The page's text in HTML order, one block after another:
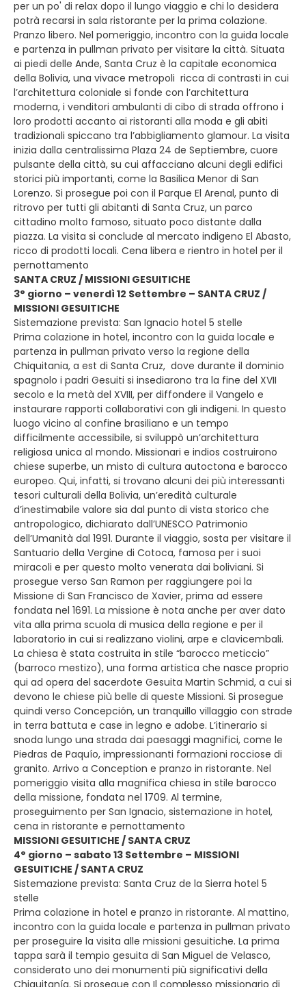
per un po' di relax dopo il lungo viaggio e chi lo desidera
potrà recarsi in sala ristorante per la prima colazione.
Pranzo libero. Nel pomeriggio, incontro con la guida locale
e partenza in pullman privato per visitare la città. Situata
ai piedi delle Ande, Santa Cruz è la capitale economica
della Bolivia, una vivace metropoli ricca di contrasti in cui
l’architettura coloniale si fonde con l’architettura
moderna, i venditori ambulanti di cibo di strada offrono i
loro prodotti accanto ai ristoranti alla moda e gli abiti
tradizionali spiccano tra l’abbigliamento glamour. La visita
inizia dalla centralissima Plaza 24 de Septiembre, cuore
pulsante della città, su cui affacciano alcuni degli edifici
storici più importanti, come la Basilica Menor di San
Lorenzo. Si prosegue poi con il Parque El Arenal, punto di
ritrovo per tutti gli abitanti di Santa Cruz, un parco
cittadino molto famoso, situato poco distante dalla
piazza. La visita si conclude al mercato indigeno El Abasto,
ricco di prodotti locali. Cena libera e rientro in hotel per il
pernottamento
SANTA CRUZ / MISSIONI GESUITICHE
3° giorno – venerdì 12 Settembre – SANTA CRUZ /
MISSIONI GESUITICHE
Sistemazione prevista: San Ignacio hotel 5 stelle
Prima colazione in hotel, incontro con la guida locale e
partenza in pullman privato verso la regione della
Chiquitania, a est di Santa Cruz, dove durante il dominio
spagnolo i padri Gesuiti si insediarono tra la fine del XVII
secolo e la metà del XVIII, per diffondere il Vangelo e
instaurare rapporti collaborativi con gli indigeni. In questo
luogo vicino al confine brasiliano e un tempo
difficilmente accessibile, si sviluppò un’architettura
religiosa unica al mondo. Missionari e indios costruirono
chiese superbe, un misto di cultura autoctona e barocco
europeo. Qui, infatti, si trovano alcuni dei più interessanti
tesori culturali della Bolivia, un’eredità culturale
d’inestimabile valore sia dal punto di vista storico che
antropologico, dichiarato dall’UNESCO Patrimonio
dell’Umanità dal 1991. Durante il viaggio, sosta per visitare il
Santuario della Vergine di Cotoca, famosa per i suoi
miracoli e per questo molto venerata dai boliviani. Si
prosegue verso San Ramon per raggiungere poi la
Missione di San Francisco de Xavier, prima ad essere
fondata nel 1691. La missione è nota anche per aver dato
vita alla prima scuola di musica della regione e per il
laboratorio in cui si realizzano violini, arpe e clavicembali.
La chiesa è stata costruita in stile “barocco meticcio”
(barroco mestizo), una forma artistica che nasce proprio
qui ad opera del sacerdote Gesuita Martin Schmid, a cui si
devono le chiese più belle di queste Missioni. Si prosegue
quindi verso Concepción, un tranquillo villaggio con strade
in terra battuta e case in legno e adobe. L’itinerario si
snoda lungo una strada dai paesaggi magnifici, come le
Piedras de Paquío, impressionanti formazioni rocciose di
granito. Arrivo a Conception e pranzo in ristorante. Nel
pomeriggio visita alla magnifica chiesa in stile barocco
della missione, fondata nel 1709. Al termine,
proseguimento per San Ignacio, sistemazione in hotel,
cena in ristorante e pernottamento
MISSIONI GESUITICHE / SANTA CRUZ
4° giorno – sabato 13 Settembre – MISSIONI
GESUITICHE / SANTA CRUZ
Sistemazione prevista: Santa Cruz de la Sierra hotel 5
stelle
Prima colazione in hotel e pranzo in ristorante. Al mattino,
incontro con la guida locale e partenza in pullman privato
per proseguire la visita alle missioni gesuitiche. La prima
tappa sarà il tempio gesuita di San Miguel de Velasco,
considerato uno dei monumenti più significativi della
Chiquitanía. Si prosegue con Il complesso missionario di